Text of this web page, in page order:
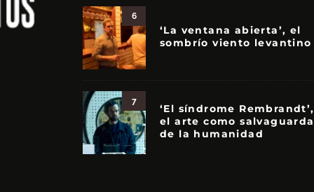
6
‘La ventana abierta’, el
sombrío viento levantino
7
‘El síndrome Rembrandt’,
el arte como salvaguarda
de la humanidad